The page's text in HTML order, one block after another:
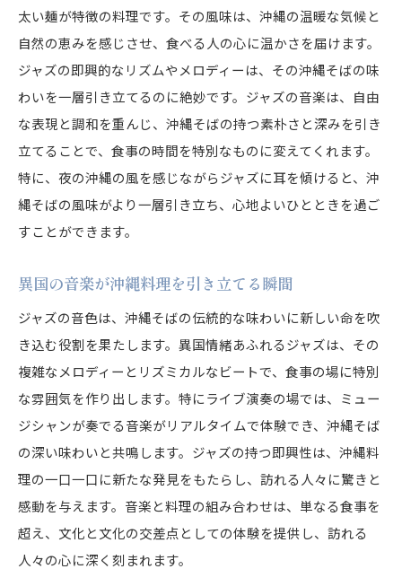
音楽が作り出す特別な雰囲気
沖縄そばとジャズが生み出す文化的共鳴
沖縄そばの深い味わいとジャズのリズムに包まれて
沖縄そばの特徴とその魅力
料理と音楽が生む感動の瞬間
沖縄そばとジャズの奥深い関係
音楽が料理の味を高める理由
沖縄そばとジャズの調和が織りなすリラクゼーショ
ンの秘訣
音楽と食事によるリラックス効果
沖縄そばとジャズで心を癒す方法
ストレス解消に効果的な音楽と料理
音楽と料理のコンビネーションがもたらす癒し
沖縄そばとジャズを楽しむためのヒント
沖縄そばとジャズが交差する文化的な瞬間を楽しむ
沖縄そばとジャズの融合イベント
太い麺が特徴の料理です。その風味は、沖縄の温暖な気候と
自然の恵みを感じさせ、食べる人の心に温かさを届けます。
ジャズの即興的なリズムやメロディーは、その沖縄そばの味
わいを一層引き立てるのに絶妙です。ジャズの音楽は、自由
な表現と調和を重んじ、沖縄そばの持つ素朴さと深みを引き
立てることで、食事の時間を特別なものに変えてくれます。
特に、夜の沖縄の風を感じながらジャズに耳を傾けると、沖
縄そばの風味がより一層引き立ち、心地よいひとときを過ご
すことができます。
異国の音楽が沖縄料理を引き立てる瞬間
ジャズの音色は、沖縄そばの伝統的な味わいに新しい命を吹
き込む役割を果たします。異国情緒あふれるジャズは、その
複雑なメロディーとリズミカルなビートで、食事の場に特別
な雰囲気を作り出します。特にライブ演奏の場では、ミュー
ジシャンが奏でる音楽がリアルタイムで体験でき、沖縄そば
の深い味わいと共鳴します。ジャズの持つ即興性は、沖縄料
理の一口一口に新たな発見をもたらし、訪れる人々に驚きと
感動を与えます。音楽と料理の組み合わせは、単なる食事を
超え、文化と文化の交差点としての体験を提供し、訪れる
人々の心に深く刻まれます。